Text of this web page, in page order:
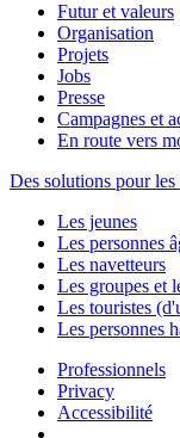
Futur et valeurs
Organisation
Projets
Jobs
Presse
Campagnes et
En route vers
Des solutions pour
Les jeunes
Les personnes
Les navetteurs
Les groupes et
Les touristes
Les personnes
Professionnels
Privacy
Accessibilité